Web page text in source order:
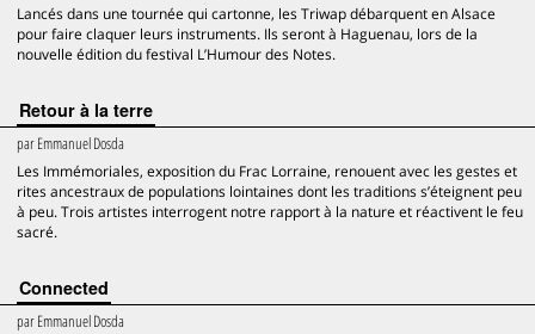
Lancés dans une tournée qui cartonne, les Triwap débarquent en Alsace
pour faire claquer leurs instruments. Ils seront à Haguenau, lors de la
nouvelle édition du festival L’Humour des Notes.
Retour à la terre
parEmmanuel Dosda
Les Immémoriales, exposition du Frac Lorraine, renouent avec les gestes et
rites ancestraux de populations lointaines dont les traditions s’éteignent peu
à peu. Trois artistes interrogent notre rapport à la nature et réactivent le feu
sacré.
Connected
parEmmanuel Dosda